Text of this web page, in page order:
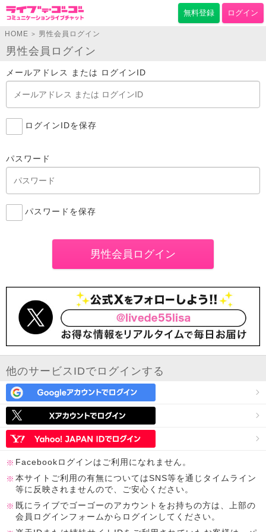
無料登録 ログイン
HOME > 男性会員ログイン
男性会員ログイン
メールアドレス または ログインID
ログインIDを保存
パスワード
パスワードを保存
他のサービスIDでログインする
Facebookログインはご利用になれません。
本サイトご利用の有無についてはSNS等を通じタイムライン
等に反映されませんので、ご安心ください。
既にライブでゴーゴーのアカウントをお持ちの方は、上部の
会員ログインフォームからログインしてください。